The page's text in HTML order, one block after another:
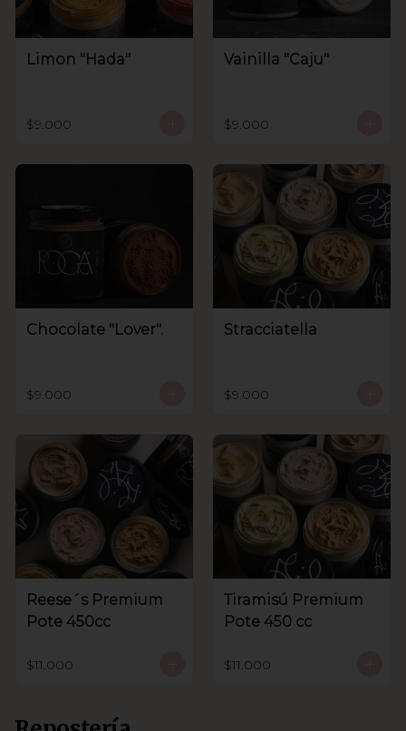
Limon "Hada"
$9.000
Vainilla "Caju"
$9.000
Chocolate "Lover".
$9.000
Stracciatella
$9.000
Reese´s Premium
Pote 450cc
$11.000
Tiramisú Premium
Pote 450 cc
$11.000